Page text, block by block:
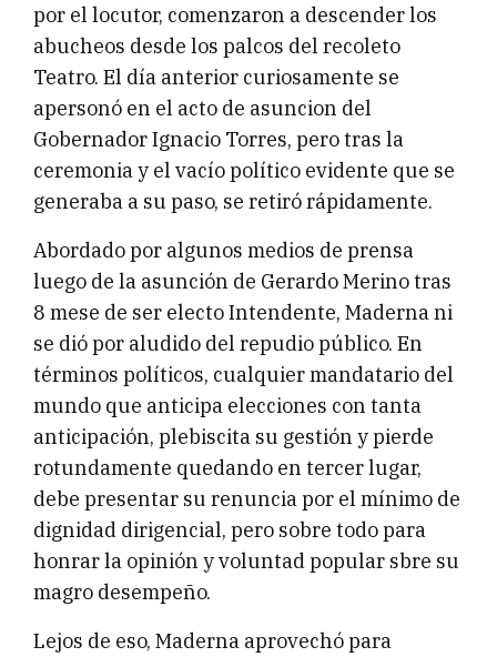
por el locutor, comenzaron a descender los
abucheos desde los palcos del recoleto
Teatro. El día anterior curiosamente se
apersonó en el acto de asuncion del
Gobernador Ignacio Torres, pero tras la
ceremonia y el vacío político evidente que se
generaba a su paso, se retiró rápidamente.
Abordado por algunos medios de prensa
luego de la asunción de Gerardo Merino tras
8 mese de ser electo Intendente, Maderna ni
se dió por aludido del repudio público. En
términos políticos, cualquier mandatario del
mundo que anticipa elecciones con tanta
anticipación, plebiscita su gestión y pierde
rotundamente quedando en tercer lugar,
debe presentar su renuncia por el mínimo de
dignidad dirigencial, pero sobre todo para
honrar la opinión y voluntad popular sbre su
magro desempeño.
Lejos de eso, Maderna aprovechó para